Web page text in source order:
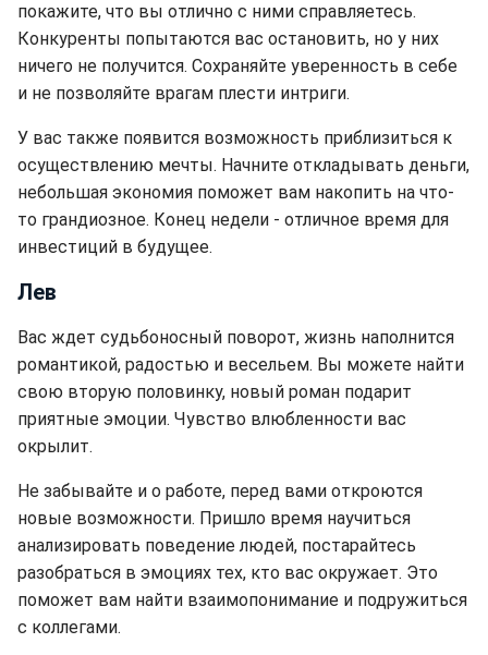
покажите, что вы отлично с ними справляетесь.
Конкуренты попытаются вас остановить, но у них
ничего не получится. Сохраняйте уверенность в себе
и не позволяйте врагам плести интриги.
У вас также появится возможность приблизиться к
осуществлению мечты. Начните откладывать деньги,
небольшая экономия поможет вам накопить на что-
то грандиозное. Конец недели - отличное время для
инвестиций в будущее.
Лев
Вас ждет судьбоносный поворот, жизнь наполнится
романтикой, радостью и весельем. Вы можете найти
свою вторую половинку, новый роман подарит
приятные эмоции. Чувство влюбленности вас
окрылит.
Не забывайте и о работе, перед вами откроются
новые возможности. Пришло время научиться
анализировать поведение людей, постарайтесь
разобраться в эмоциях тех, кто вас окружает. Это
поможет вам найти взаимопонимание и подружиться
с коллегами.